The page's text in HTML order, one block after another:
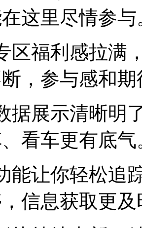
这里尽情参与
区福利感拉满
，参与感和
据展示清晰明
看车更有底气
能让你轻松追
信息获取更及